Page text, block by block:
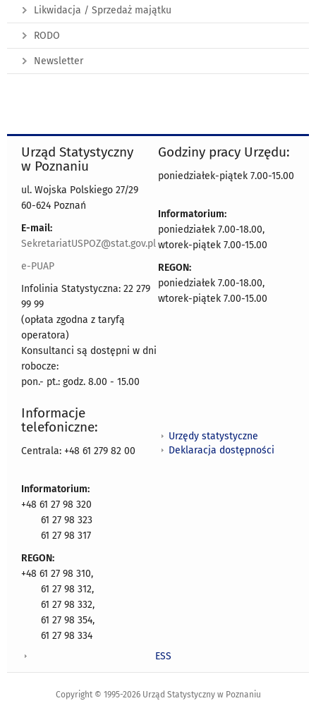
Likwidacja / Sprzedaż majątku
RODO
Newsletter
Urząd Statystyczny
w Poznaniu
ul. Wojska Polskiego 27/29
60-624 Poznań
E-mail:
SekretariatUSPOZ@stat.gov.pl
e-PUAP
Infolinia Statystyczna: 22 279
99 99
(opłata zgodna z taryfą
operatora)
Konsultanci są dostępni w dni
robocze:
pon.- pt.: godz. 8.00 - 15.00
Godziny pracy Urzędu:
poniedziałek-piątek 7.00-15.00
Informatorium:
poniedziałek 7.00-18.00,
wtorek-piątek 7.00-15.00
REGON:
poniedziałek 7.00-18.00,
wtorek-piątek 7.00-15.00
Informacje
telefoniczne:
Centrala: +48 61 279 82 00
Informatorium:
+48 61 27 98 320
61 27 98 323
61 27 98 317
REGON:
+48 61 27 98 310,
61 27 98 312,
61 27 98 332,
61 27 98 354,
61 27 98 334
Urzędy statystyczne
Deklaracja dostępności
ESS
Copyright © 1995-2026 Urząd Statystyczny w Poznaniu